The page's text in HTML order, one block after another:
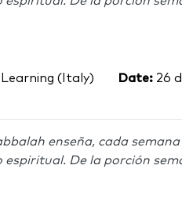
(Italy) Date: 26
enseña, cada
De la porción